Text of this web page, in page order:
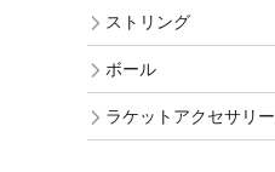
ストリング
ボール
ラケットアクセサリー